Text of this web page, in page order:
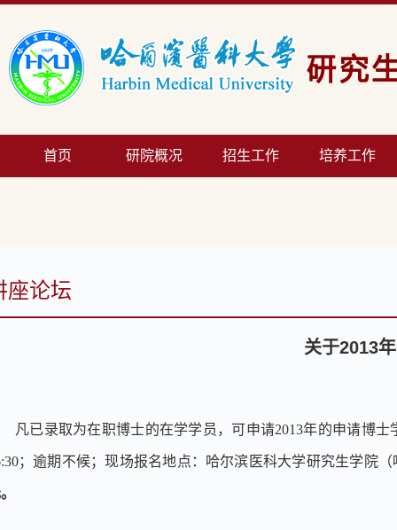
首页 研院概况 招生工作 培养工作
座论坛
关于2013
凡已录取为在职博士的在学学员，可申请2013年的申请博士
；逾期不候；现场报名地点：哈尔滨医科大学研究生学院